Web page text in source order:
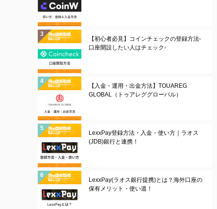
【初心者必見】コインチェックの登録方法-
口座開設したい人はチェック-
【入金・運用・出金方法】TOUAREG
GLOBAL（トゥアレググローバル）
LexxPay登録方法・入金・使い方｜ラオス
(JDB)銀行と連携！
LexxPay(ラオス銀行提携)とは？海外口座の
保有メリット・使い道！